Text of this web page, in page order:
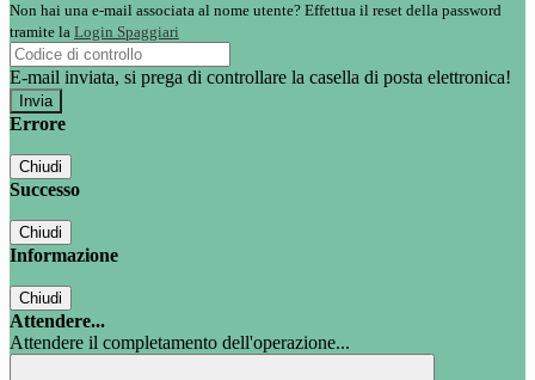
Non hai una e-mail associata al nome utente? Effettua il reset della password
tramite la Login Spaggiari
E-mail inviata, si prega di controllare la casella di posta elettronica!
Errore
Chiudi
Successo
Chiudi
Informazione
Chiudi
Attendere...
Attendere il completamento dell'operazione...